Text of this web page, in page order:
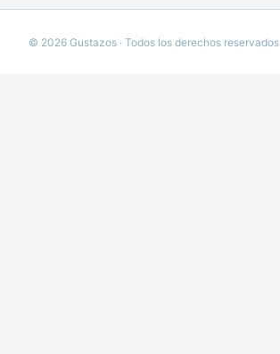
© 2026 Gustazos · Todos los derechos reservados